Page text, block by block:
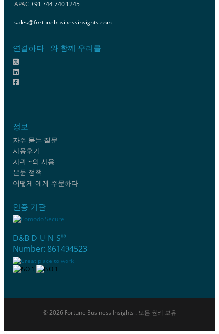
APAC +91 744 740 1245
sales@fortunebusinessinsights.com
연결하다 ~와 함께 우리를
정보
자주 묻는 질문
사용후기
자귀 ~의 사용
은둔 정책
어떻게 에게 주문하다
인증 기관
D&B D-U-N-S®
Number: 861494523
© 2026 Fortune Business Insights . 모든 권리 보유